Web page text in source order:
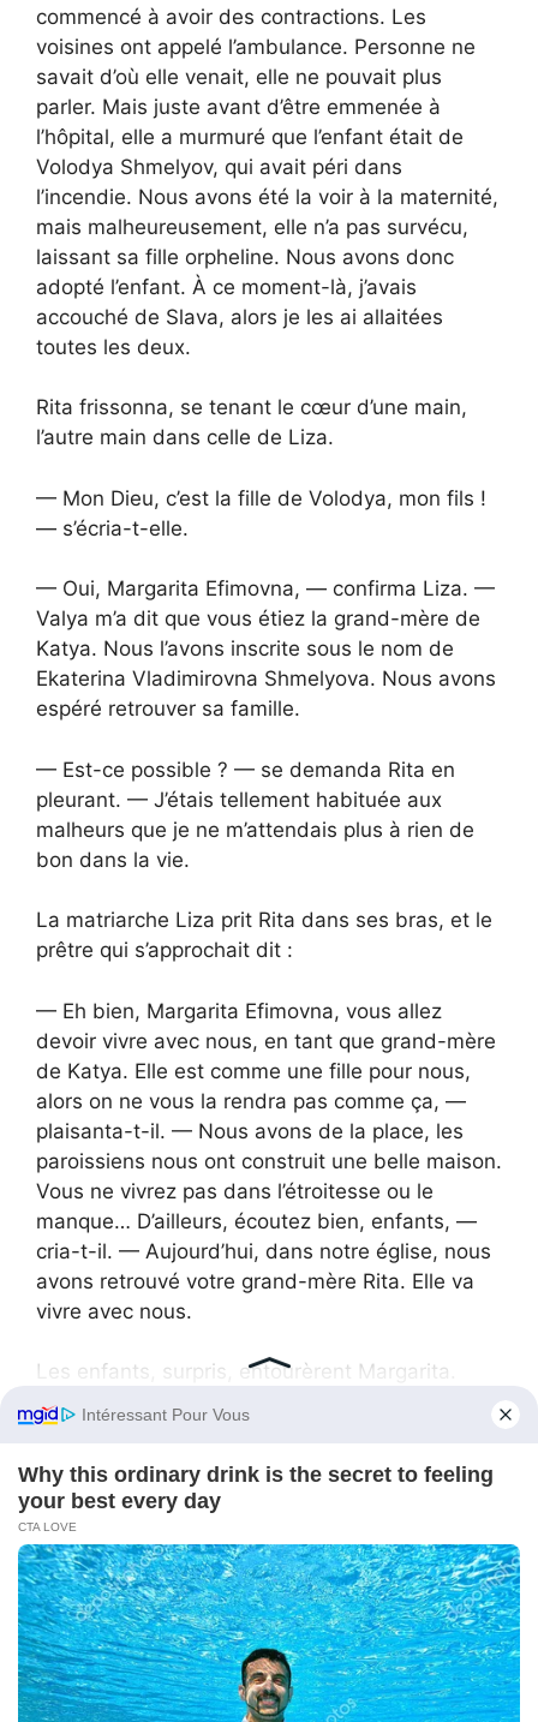
commencé à avoir des contractions. Les
voisines ont appelé l’ambulance. Personne ne
savait d’où elle venait, elle ne pouvait plus
parler. Mais juste avant d’être emmenée à
l’hôpital, elle a murmuré que l’enfant était de
Volodya Shmelyov, qui avait péri dans
l’incendie. Nous avons été la voir à la maternité,
mais malheureusement, elle n’a pas survécu,
laissant sa fille orpheline. Nous avons donc
adopté l’enfant. À ce moment-là, j’avais
accouché de Slava, alors je les ai allaitées
toutes les deux.
Rita frissonna, se tenant le cœur d’une main,
l’autre main dans celle de Liza.
— Mon Dieu, c’est la fille de Volodya, mon fils !
— s’écria-t-elle.
— Oui, Margarita Efimovna, — confirma Liza. —
Valya m’a dit que vous étiez la grand-mère de
Katya. Nous l’avons inscrite sous le nom de
Ekaterina Vladimirovna Shmelyova. Nous avons
espéré retrouver sa famille.
— Est-ce possible ? — se demanda Rita en
pleurant. — J’étais tellement habituée aux
malheurs que je ne m’attendais plus à rien de
bon dans la vie.
La matriarche Liza prit Rita dans ses bras, et le
prêtre qui s’approchait dit :
— Eh bien, Margarita Efimovna, vous allez
devoir vivre avec nous, en tant que grand-mère
de Katya. Elle est comme une fille pour nous,
alors on ne vous la rendra pas comme ça, —
plaisanta-t-il. — Nous avons de la place, les
paroissiens nous ont construit une belle maison.
Vous ne vivrez pas dans l’étroitesse ou le
manque… D’ailleurs, écoutez bien, enfants, —
cria-t-il. — Aujourd’hui, dans notre église, nous
avons retrouvé votre grand-mère Rita. Elle va
vivre avec nous.
Les enfants, surpris, entourèrent Margarita.
— Vous savez raconter des histoires ? —
demanda Katya.
— Bien sûr, ma chérie, — répondit Rita. — On
m’en lisait beaucoup à l’orphelinat.
— Vous aussi, vous avez vécu à l’orphelinat ? —
demandèrent Vika et Sasha, tout excités. — On
pensait que seuls les petits enfants y vivaient.